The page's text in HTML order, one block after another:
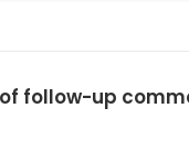
follow-up